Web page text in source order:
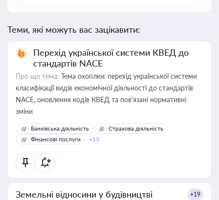
Теми, які можуть вас зацікавити:
Перехід української системи КВЕД до
стандартів NACE
Про що тема: Тема охоплює перехід української системи
класифікації видів економічної діяльності до стандартів
NACE, оновлення кодів КВЕД та пов'язані нормативні
зміни
Банківська діяльність
Страхова діяльність
Фінансові послуги
+13
Земельні відносини у будівництві +19